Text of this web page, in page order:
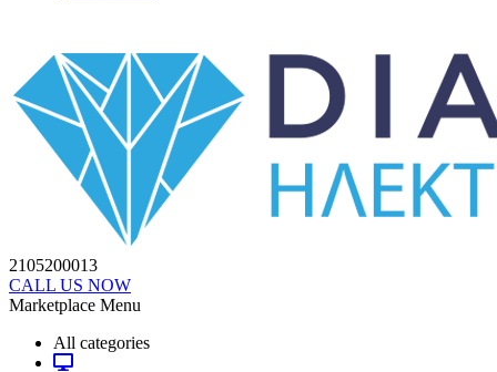
2105200013
CALL US NOW
Marketplace Menu
All categories